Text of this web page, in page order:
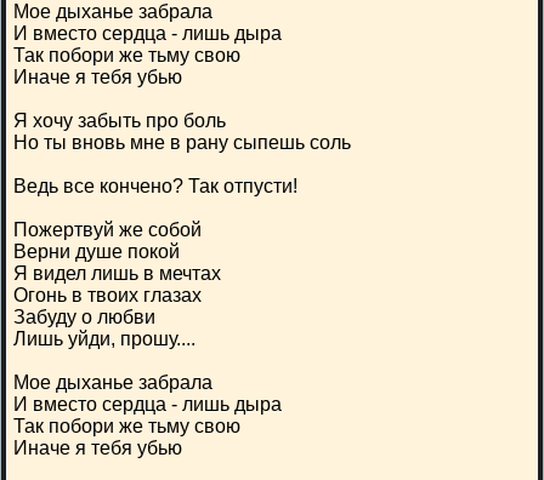
Мое дыханье забрала
И вместо сердца - лишь дыра
Так побори же тьму свою
Иначе я тебя убью
Я хочу забыть про боль
Но ты вновь мне в рану сыпешь соль
Ведь все кончено? Так отпусти!
Пожертвуй же собой
Верни душе покой
Я видел лишь в мечтах
Огонь в твоих глазах
Забуду о любви
Лишь уйди, прошу....
Мое дыханье забрала
И вместо сердца - лишь дыра
Так побори же тьму свою
Иначе я тебя убью